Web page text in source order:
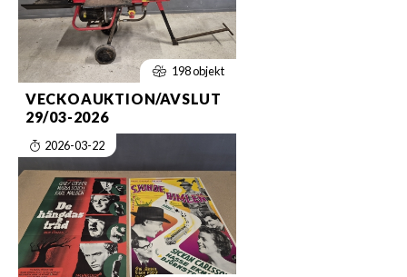
198 objekt
VECKOAUKTION/AVSLUT
29/03-2026
2026-03-22